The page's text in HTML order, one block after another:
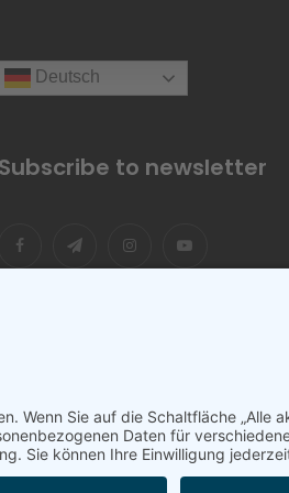
Deutsch
to newsletter